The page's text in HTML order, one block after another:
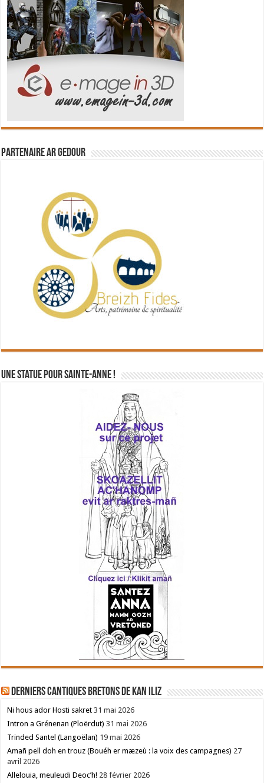
Partenaire Ar Gedour
Une statue pour Sainte-Anne !
Derniers cantiques bretons de Kan Iliz
Ni hous ador Hosti sakret 31 mai 2026
Intron a Grénenan (Ploërdut) 31 mai 2026
Trinded Santel (Langoëlan) 19 mai 2026
Amañ pell doh en trouz (Bouéh er mæzeù : la voix des campagnes) 27
avril 2026
Allelouia, meuleudi Deoc’h! 28 février 2026